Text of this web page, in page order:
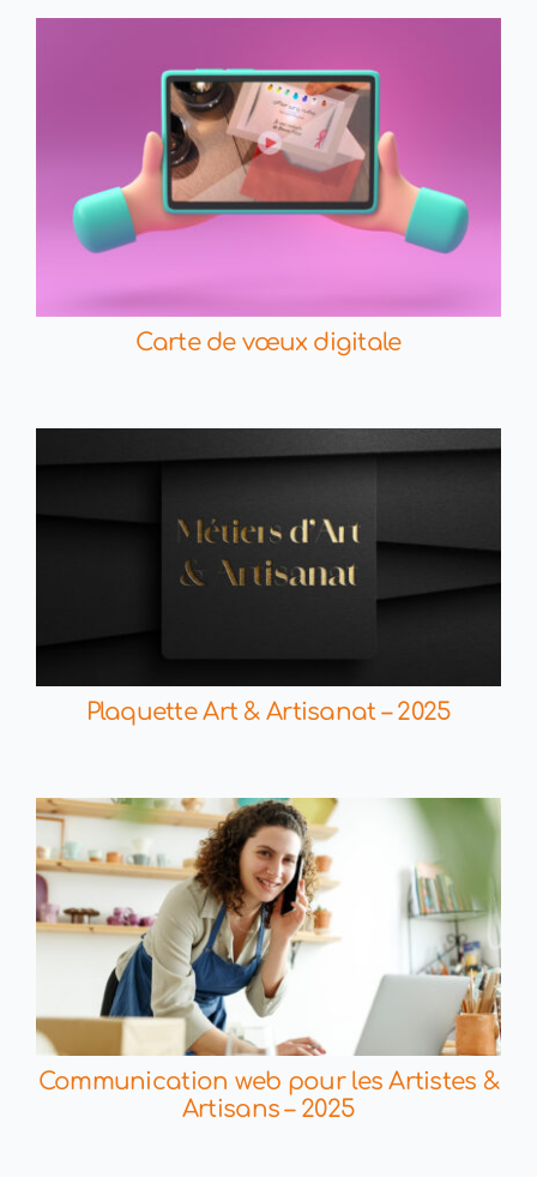
Carte de vœux digitale
Plaquette Art & Artisanat – 2025
Communication web pour les Artistes &
Artisans – 2025